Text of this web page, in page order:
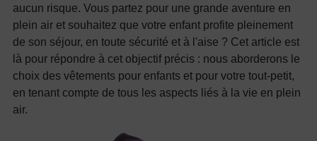
aucun risque. Vous partez pour une grande aventure en
plein air et souhaitez que votre enfant profite pleinement
de son séjour, en toute sécurité et à l'aise ? Cet article est
là pour répondre à cet objectif précis : nous aborderons le
choix des vêtements pour enfants et pour votre tout-petit,
en tenant compte de tous les aspects liés à la vie en plein
air.